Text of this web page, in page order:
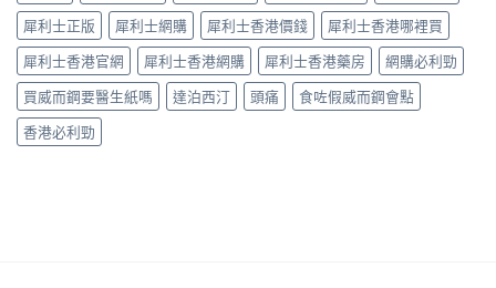
見
效、
最
長
36
小
時、
正
整
解
析〉
中
犀利士正版
犀利士網購 犀利士香港價錢
犀利士香港哪裡買
犀利士香港官網
犀利士香港網購 犀利士香港藥房
網購必利勁
買威而鋼要醫生紙嗎
達泊西汀 頭痛
食咗假威而鋼會點
香港必利勁